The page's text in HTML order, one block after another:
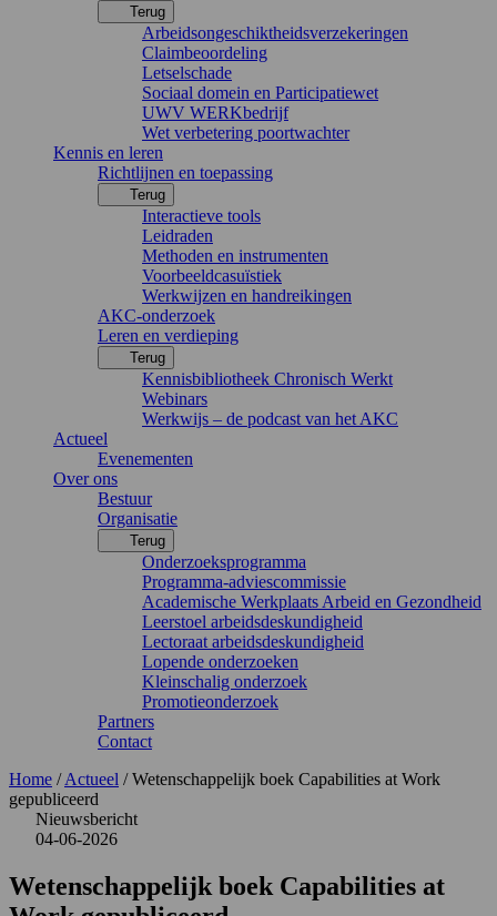
Terug
Arbeidsongeschiktheidsverzekeringen
Claimbeoordeling
Letselschade
Sociaal domein en Participatiewet
UWV WERKbedrijf
Wet verbetering poortwachter
Kennis en leren
Richtlijnen en toepassing
Terug
Interactieve tools
Leidraden
Methoden en instrumenten
Voorbeeldcasuïstiek
Werkwijzen en handreikingen
AKC-onderzoek
Leren en verdieping
Terug
Kennisbibliotheek Chronisch Werkt
Webinars
Werkwijs – de podcast van het AKC
Actueel
Evenementen
Over ons
Bestuur
Organisatie
Terug
Onderzoeksprogramma
Programma-adviescommissie
Academische Werkplaats Arbeid en Gezondheid
Leerstoel arbeidsdeskundigheid
Lectoraat arbeidsdeskundigheid
Lopende onderzoeken
Kleinschalig onderzoek
Promotieonderzoek
Partners
Contact
Home /Actueel /Wetenschappelijk boek Capabilities at Work
gepubliceerd
Nieuwsbericht
04-06-2026
Wetenschappelijk boek Capabilities at